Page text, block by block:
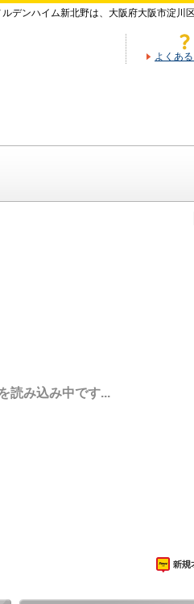
ルデンハイム新北野は、大阪府大阪市淀川
よくあ
読み込み中です...